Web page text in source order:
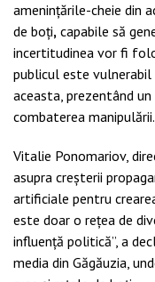
amenințările-cheie din
de boți, capabile să
incertitudinea vor fi
publicul este
aceasta, prezentând
combaterea manipulării.
Vitalie Ponomariov,
asupra creșterii
artificiale pentru
este doar o rețea de
influență politică”, a
media din Găgăuzia,